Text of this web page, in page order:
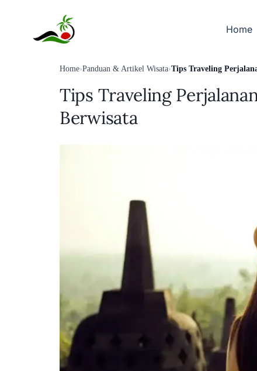
Home
Home›Panduan & Artikel Wisata›Tips Traveling
Tips Traveling
Berwisata